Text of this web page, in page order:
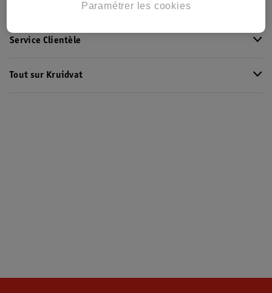
Service Clientèle
Tout sur Kruidvat
Paramétrer les cookies